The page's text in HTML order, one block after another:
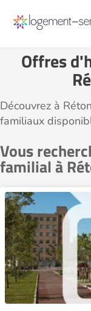
Offres
Découvrez à
familiaux
Vous
familial à